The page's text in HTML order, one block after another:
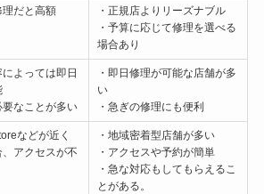
理だと高額
・正規店よりリーズナブル
・予算に応じて修理を選べる
場合あり
によっては即日
要なことが多い
・即日修理が可能な店舗が多
い
・急ぎの修理にも便利
などが近く
アクセスが不
・地域密着型店舗が多い
・アクセスや予約が簡単
・急な対応もしてもらえるこ
とがある。